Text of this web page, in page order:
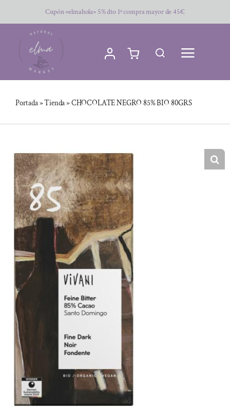
al
contenido
Cupón «elmahola» 5% dto 1ª compra mayor de 45€
Portada»Tienda»CHOCOLATE NEGRO 85% BIO 80GRS